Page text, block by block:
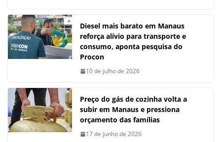
Diesel mais barato em Manaus
reforça alívio para transporte e
consumo, aponta pesquisa do
Procon
10 de julho de 2026
Preço do gás de cozinha volta a
subir em Manaus e pressiona
orçamento das famílias
17 de junho de 2026